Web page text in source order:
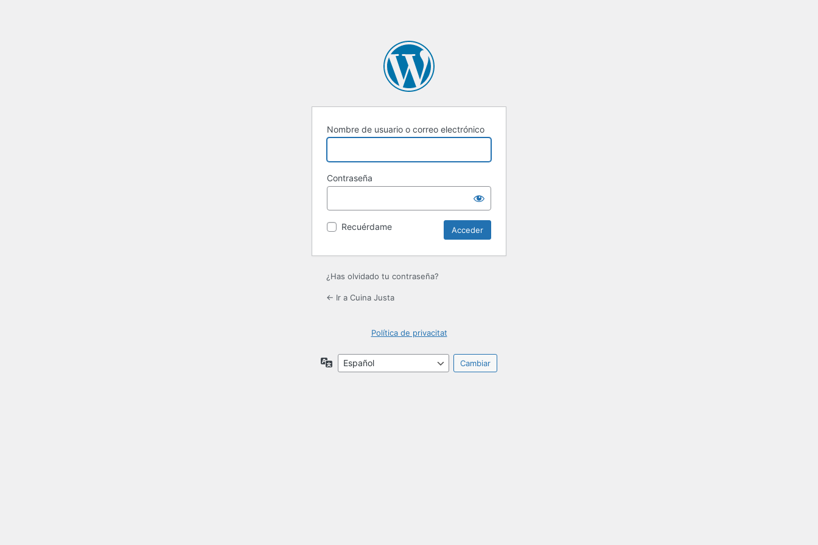
Nombre de usuario o correo electrónico
Contraseña
Recuérdame
¿Has olvidado tu contraseña?
← Ir a Cuina Justa
Política de privacitat
Idioma